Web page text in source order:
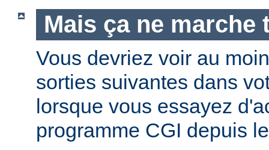
Mais ça ne marche
Vous devriez voir au
sorties suivantes dans
lorsque vous essayez
programme CGI depuis